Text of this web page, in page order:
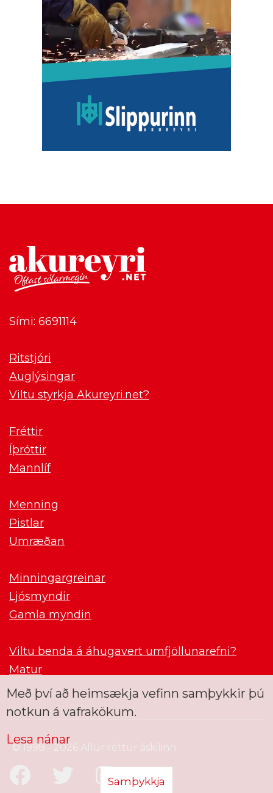
Sími: 6691114
Ritstjóri
Auglýsingar
Viltu styrkja Akureyri.net?
Fréttir
Íþróttir
Mannlíf
Menning
Pistlar
Umræðan
Minningargreinar
Ljósmyndir
Gamla myndin
Viltu benda á áhugavert umfjöllunarefni?
Matur
© 1998 - 2026 Allur réttur áskilinn
Með því að heimsækja vefinn samþykkir þú
notkun á vafrakökum.
Lesa nánar
Samþykkja